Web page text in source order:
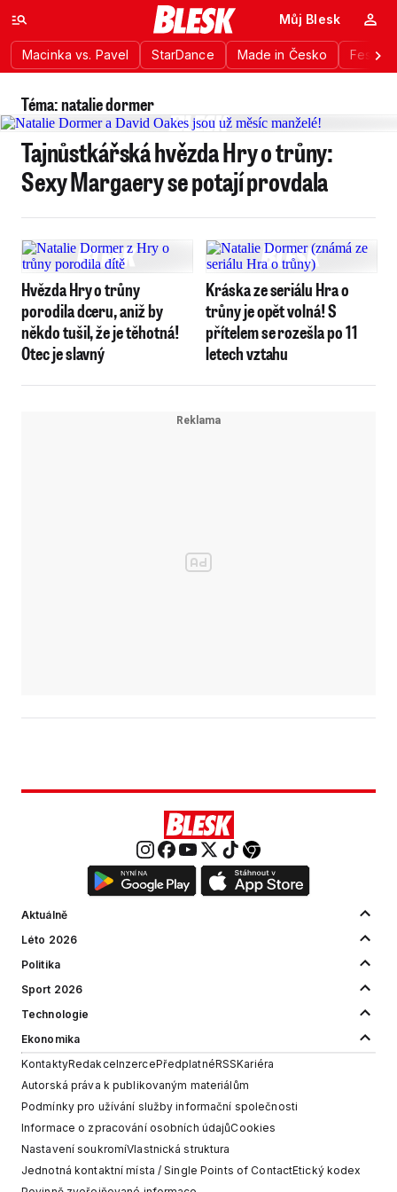
Macinka vs. Pavel StarDance Made in Česko
Můj Blesk
Téma: natalie dormer
Tajnůstkářská hvězda Hry o trůny:
Sexy Margaery se potají provdala
Hvězda Hry o trůny
porodila dceru, aniž by
někdo tušil, že je těhotná!
Otec je slavný
Kráska ze seriálu Hra o
trůny je opět volná! S
přítelem se rozešla po 11
letech vztahu
Aktuálně
Léto 2026
Politika
Sport 2026
Technologie
Ekonomika
KontaktyRedakceInzercePředplatnéRSSKariéra
Autorská práva k publikovaným materiálům
Podmínky pro užívání služby informační společnosti
Informace o zpracování osobních údajůCookies
Nastavení soukromíVlastnická struktura
Jednotná kontaktní místa / Single Points of ContactEtický kodex